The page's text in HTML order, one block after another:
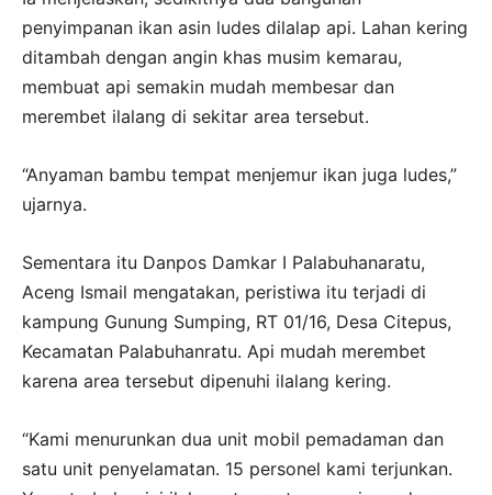
penyimpanan ikan asin ludes dilalap api. Lahan kering
ditambah dengan angin khas musim kemarau,
membuat api semakin mudah membesar dan
merembet ilalang di sekitar area tersebut.
“Anyaman bambu tempat menjemur ikan juga ludes,”
ujarnya.
Sementara itu Danpos Damkar I Palabuhanaratu,
Aceng Ismail mengatakan, peristiwa itu terjadi di
kampung Gunung Sumping, RT 01/16, Desa Citepus,
Kecamatan Palabuhanratu. Api mudah merembet
karena area tersebut dipenuhi ilalang kering.
“Kami menurunkan dua unit mobil pemadaman dan
satu unit penyelamatan. 15 personel kami terjunkan.